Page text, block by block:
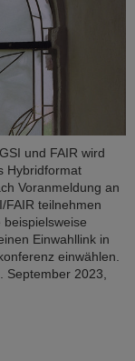
und FAIR wird
Hybridformat
Voranmeldung an
FAIR teilnehmen
Einwahllink in
einwählen.
2023,